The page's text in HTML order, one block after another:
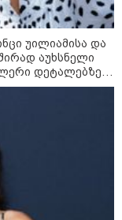
უილიამისა და
აუხსნელი
დეტალებზე